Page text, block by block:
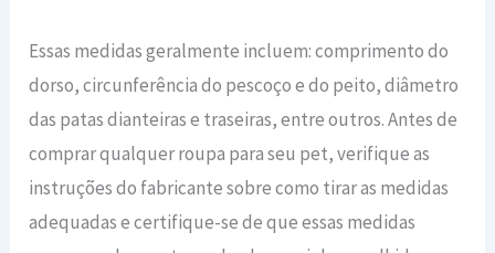
Essas medidas geralmente incluem: comprimento do
dorso, circunferência do pescoço e do peito, diâmetro
das patas dianteiras e traseiras, entre outros. Antes de
comprar qualquer roupa para seu pet, verifique as
instruções do fabricante sobre como tirar as medidas
adequadas e certifique-se de que essas medidas